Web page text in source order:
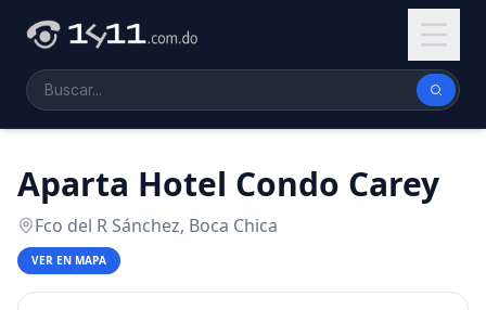
Aparta Hotel Condo Carey
Fco del R Sánchez, Boca Chica
VER EN MAPA